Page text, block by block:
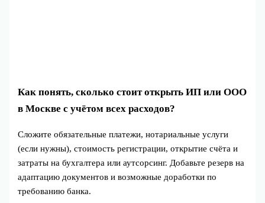
Как понять, сколько стоит открыть ИП или ООО
в Москве с учётом всех расходов?
Сложите обязательные платежи, нотариальные услуги
(если нужны), стоимость регистрации, открытие счёта и
затраты на бухгалтера или аутсорсинг. Добавьте резерв на
адаптацию документов и возможные доработки по
требованию банка.